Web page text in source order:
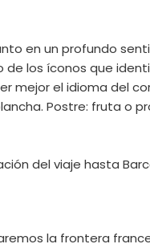
en un profundo
de los íconos que
mejor el idioma del
Postre: fruta o
del viaje hasta
la frontera